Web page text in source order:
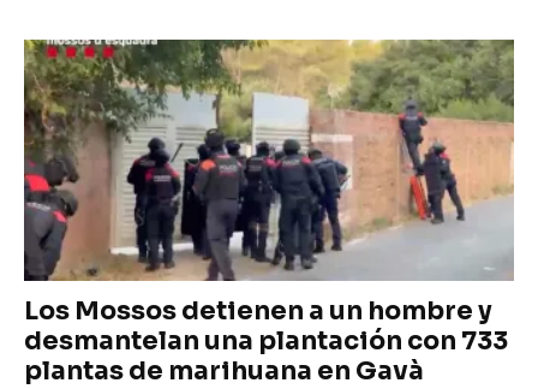
Los Mossos detienen a un hombre y
desmantelan una plantación con 733
plantas de marihuana en Gavà